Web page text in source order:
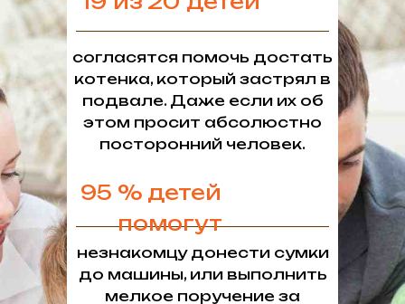
незнакомцу донести сумки
до машины, или выполнить
мелкое поручение за
согласятся помочь достать
котенка, который застрял в
подвале. Даже если их об
этом просит абсолюстно
посторонний человек.
95 % детей
помогут